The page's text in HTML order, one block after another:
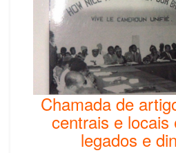
Chamada de
centrais e
legados e